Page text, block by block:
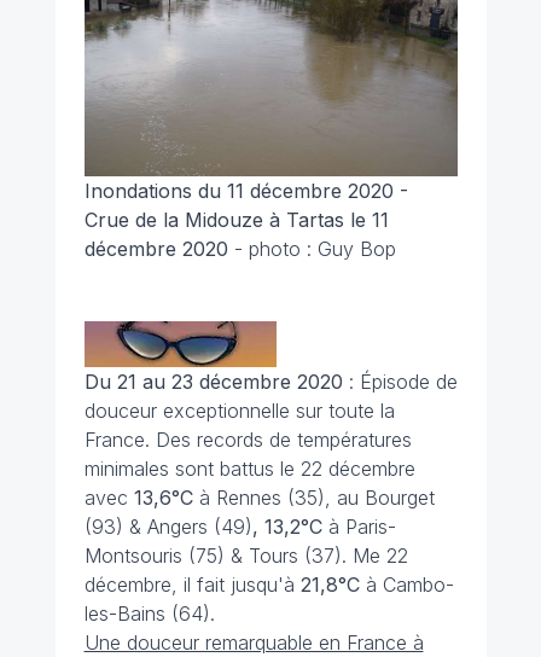
Inondations du 11 décembre 2020 -
Crue de la Midouze à Tartas le 11
décembre 2020 - photo : Guy Bop
Du 21 au 23 décembre 2020 : Épisode de
douceur exceptionnelle sur toute la
France. Des records de températures
minimales sont battus le 22 décembre
avec 13,6°Cà Rennes (35), au Bourget
(93) & Angers (49), 13,2°Cà Paris-
Montsouris (75) & Tours (37). Me 22
décembre, il fait jusqu'à 21,8°Cà Cambo-
les-Bains (64).
Une douceur remarquable en France à